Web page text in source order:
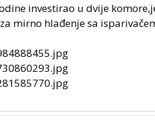
investirao u dvije
mirno hlađenje sa